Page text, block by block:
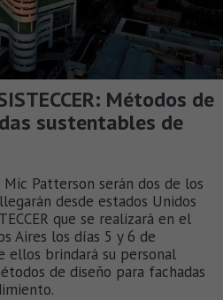
Métodos de
sustentables de
Patterson serán dos de los
desde estados Unidos
que se realizará en el
Aires los días 5 y 6 de
ellos brindará su personal
de diseño para fachadas